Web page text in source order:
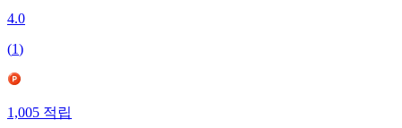
4.0
(1)
1,005적립